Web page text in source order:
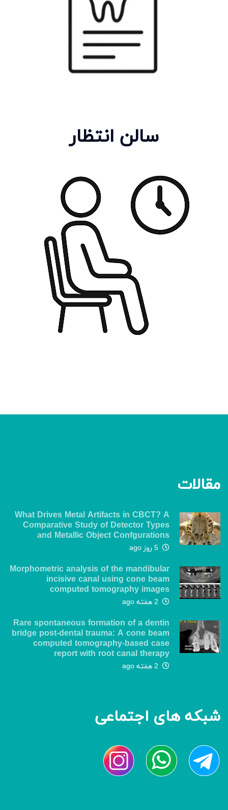
سالن انتظار
مقالات
What Drives Metal Artifacts in CBCT? A
Comparative Study of Detector Types
and Metallic Object Confgurations
5 روز ago
Morphometric analysis of the mandibular
incisive canal using cone beam
computed tomography images
2 هفته ago
Rare spontaneous formation of a dentin
bridge post-dental trauma: A cone beam
computed tomography-based case
report with root canal therapy
2 هفته ago
شبکه های اجتماعی